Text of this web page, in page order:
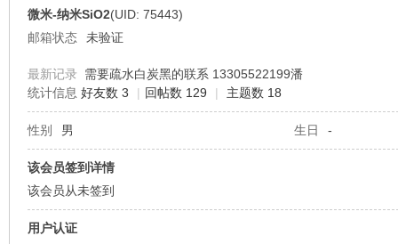
微米-纳米SiO2(UID: 75443)
邮箱状态
未验证
最新记录 需要疏水白炭黑的联系 13305522199潘
统计信息 好友数 3 | 回帖数 129 | 主题数 18
性别 男 生日 -
该会员签到详情
该会员从未签到
用户认证